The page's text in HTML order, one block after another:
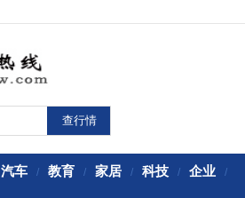
汽车 / 教育 / 家居 / 科技 / 企业 /